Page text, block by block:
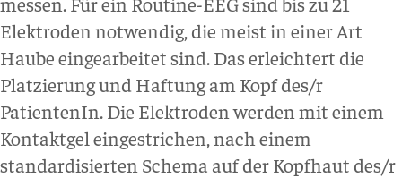
Elektroden notwendig, die meist in einer Art
Haube eingearbeitet sind. Das erleichtert die
Platzierung und Haftung am Kopf des/r
PatientenIn. Die Elektroden werden mit einem
Kontaktgel eingestrichen, nach einem
standardisierten Schema auf der Kopfhaut des/r